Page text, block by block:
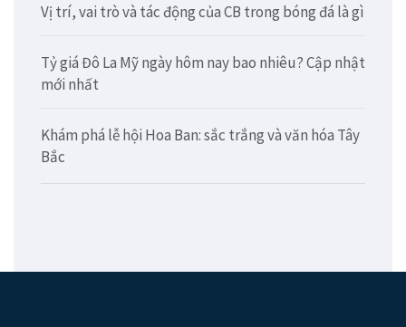
Vị trí, vai trò và tác động của CB trong bóng đá là gì
Tỷ giá Đô La Mỹ ngày hôm nay bao nhiêu? Cập nhật
mới nhất
Khám phá lễ hội Hoa Ban: sắc trắng và văn hóa Tây
Bắc